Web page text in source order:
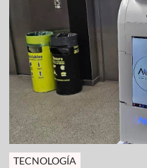
TECNOLOGÍA